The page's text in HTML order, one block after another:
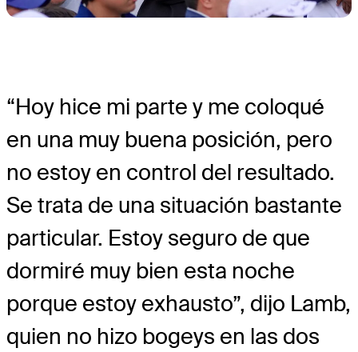
“Hoy hice mi parte y me coloqué
en una muy buena posición, pero
no estoy en control del resultado.
Se trata de una situación bastante
particular. Estoy seguro de que
dormiré muy bien esta noche
porque estoy exhausto”, dijo Lamb,
quien no hizo bogeys en las dos